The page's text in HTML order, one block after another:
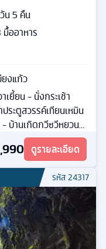
น5 คืน
มื้ออาหาร
ยงแก้ว
ยี้ยน - นั่งกระเช้า
ระตูสวรรค์เทียนเหมิน
- บ้านเกิดกวีซวีหยวน -
มทัศนียภาพช่องเขา
ดูรายละเอียด
รหัส24317